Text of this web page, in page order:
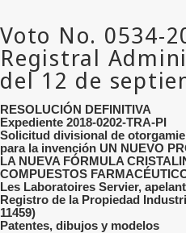
RESOLUCIÓN DEFINITIVA
Expediente 2018-0202-TRA-PI
Solicitud divisional de
para la invención UN NUEVO
LA NUEVA FÓRMULA
COMPUESTOS
Les Laboratoires Servier,
Registro de la Propiedad
11459)
Patentes, dibujos y modelos